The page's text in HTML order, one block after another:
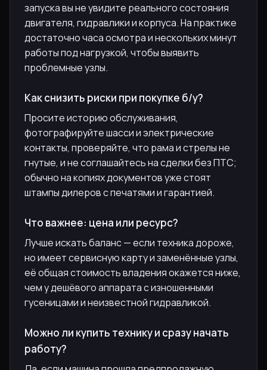
запуска вы не увидите реального состояния
двигателя, гидравлики и корпуса. На практике
достаточно часа осмотра и нескольких минут
работы под нагрузкой, чтобы выявить
проблемные узлы.
Как снизить риски при покупке б/у?
Просите историю обслуживания,
фотографируйте шасси и электрические
контакты, проверяйте, что рама и стрелы не
гнутые, и не соглашайтесь на сделки без ПТС;
обычно на копиях документов уже стоят
штампы дилеров с печатями и гарантией.
Что важнее: цена или ресурс?
Лучше искать баланс — если техника дороже,
но имеет сервисную карту и заменённые узлы,
её общая стоимость владения окажется ниже,
чем у дешёвого аппарата с изношенными
гусеницами и неизвестной гидравликой.
Можно ли купить технику и сразу начать
работу?